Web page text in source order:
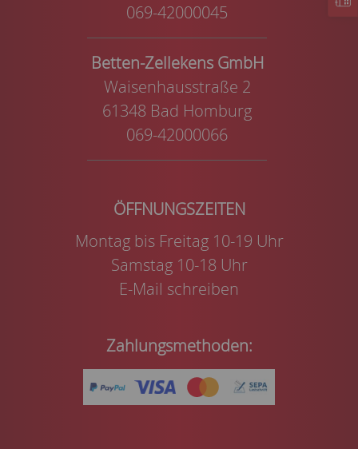
069-42000045
Betten-Zellekens GmbH
Waisenhausstraße 2
61348 Bad Homburg
069-42000066
Montag bis Freitag 10-19 Uhr
Samstag 10-18 Uhr
E-Mail schreiben
Zahlungsmethoden: